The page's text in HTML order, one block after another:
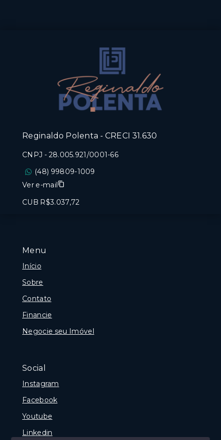
Menu
Início
Sobre
Contato
Financie
Negocie seu Imóvel
Social
Instagram
Facebook
Youtube
Linkedin
Reginaldo Polenta - CRECI 31.630
CNPJ - 28.005.921/0001-66
(48) 99809-1009
Ver e-mail
CUB R$3.037,72